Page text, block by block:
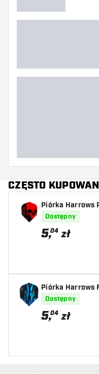
CZĘSTO
Piórka Harrows
O6
Dostępny
5,04 zł
Piórka Harrows
Dostępny
5,04 zł